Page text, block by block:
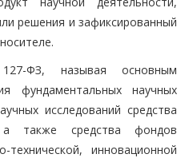
решения и зафиксированный
ФЗ, называя основным
фундаментальных научных
исследований средства
также средства фондов
инновационной